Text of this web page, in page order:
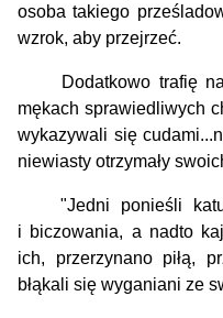
osoba takiego
wzrok, aby przejrzeć.
Dodatkowo trafię na
mękach sprawiedliwych
wykazywali się
niewiasty otrzymały
"Jedni ponieśli
i biczowania, a nadto
ich, przerzynano piłą,
błąkali się wyganiani ze